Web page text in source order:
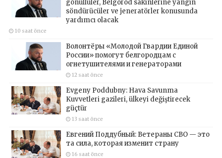
gönüllüler, Belgorod sakinlerine yangın
söndürücüler ve jeneratörler konusunda
yardımcı olacak
10 saat önce
Волонтёры «Молодой Гвардии Единой
России» помогут белгородцам с
огнетушителями и генераторами
12 saat önce
Evgeny Poddubny: Hava Savunma
Kuvvetleri gazileri, ülkeyi değiştirecek
güçtür
13 saat önce
Евгений Поддубный: Ветераны СВО — это
та сила, которая изменит страну
16 saat önce